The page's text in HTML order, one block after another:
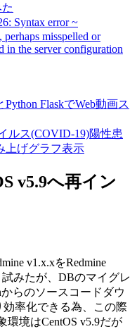
Syntax error ~
misspelled or
in the server configuration
Python FlaskでWeb動画ス
ルス(COVID-19)陽性患
上げグラフ表示
v5.9へ再イン
v1.x.xをRedmine
みたが、DBのマイグレ
らのソースコードダウ
効率化できる為、この際
境はCentOS v5.9だが